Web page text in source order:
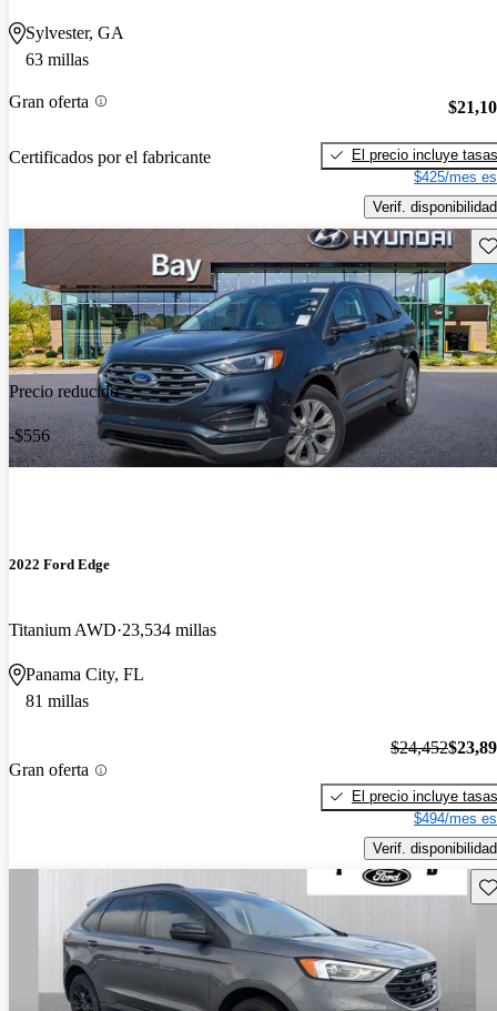
Sylvester, GA
63 millas
Gran oferta
Certificados por el fabricante
El precio incluye tasas
$425/mes
Verif. disponibilidad
Precio reducido
-$556
2022 Ford Edge
Titanium AWD 23,534 millas
Panama City, FL
81 millas
Gran oferta
$24,452
El precio incluye tasas
$494/mes
Verif. disponibilidad